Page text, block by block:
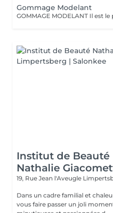
Gommage Modelant
Institut de Beauté
Nathalie
19, Rue Jean l'Aveugle
Dans un cadre familial et
vous faire passer un joli